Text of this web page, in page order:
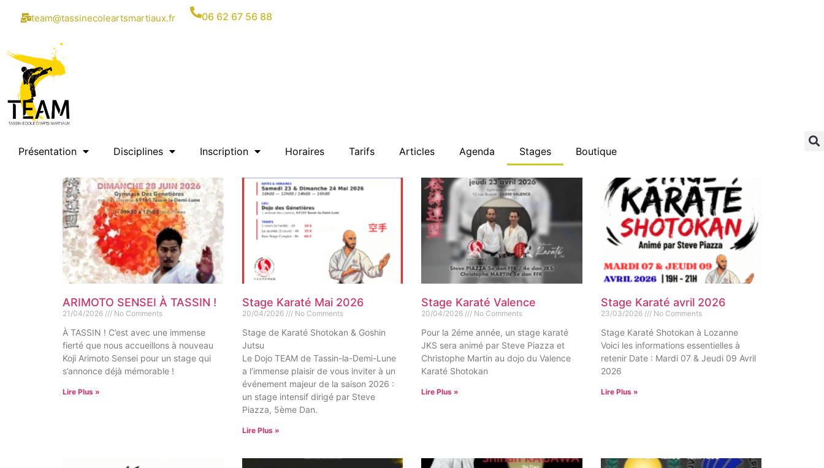
team@tassinecoleartsmartiaux.fr 06 62 67 56 88
Présentation Disciplines Inscription Horaires Tarifs Articles Agenda Stages Boutique
ARIMOTO SENSEI À TASSIN !
21/04/2026 No Comments
À TASSIN ! C’est avec une immense
fierté que nous accueillons à nouveau
Koji Arimoto Sensei pour un stage qui
s’annonce déjà mémorable !
Lire Plus »
Stage Karaté Mai 2026
20/04/2026 No Comments
Stage de Karaté Shotokan & Goshin
Jutsu
Le Dojo TEAM de Tassin-la-Demi-Lune
a l’immense plaisir de vous inviter à un
événement majeur de la saison 2026 :
un stage intensif dirigé par Steve
Piazza, 5ème Dan.
Lire Plus »
Stage Karaté Valence
20/04/2026 No Comments
Pour la 2éme année, un stage karaté
JKS sera animé par Steve Piazza et
Christophe Martin au dojo du Valence
Karaté Shotokan
Lire Plus »
Stage Karaté avril 2026
23/03/2026 No Comments
Stage Karaté Shotokan à Lozanne
Voici les informations essentielles à
retenir Date : Mardi 07 & Jeudi 09 Avril
2026
Lire Plus »